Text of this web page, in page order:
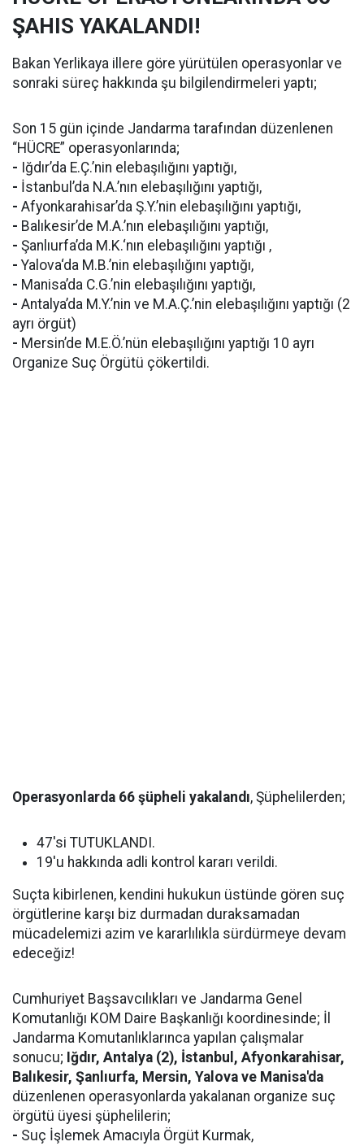
ŞAHIS YAKALANDI!
Bakan Yerlikaya illere göre yürütülen operasyonlar ve
sonraki süreç hakkında şu bilgilendirmeleri yaptı;
Son 15 gün içinde Jandarma tarafından düzenlenen
“HÜCRE” operasyonlarında;
- Iğdır’da E.Ç.’nin elebaşılığını yaptığı,
- İstanbul’da N.A.’nın elebaşılığını yaptığı,
- Afyonkarahisar’da Ş.Y.’nin elebaşılığını yaptığı,
- Balıkesir’de M.A.’nın elebaşılığını yaptığı,
- Şanlıurfa’da M.K.‘nın elebaşılığını yaptığı ,
- Yalova‘da M.B.’nin elebaşılığını yaptığı,
- Manisa’da C.G.’nin elebaşılığını yaptığı,
- Antalya’da M.Y.’nin ve M.A.Ç.’nin elebaşılığını yaptığı (2
ayrı örgüt)
- Mersin’de M.E.Ö.’nün elebaşılığını yaptığı 10 ayrı
Organize Suç Örgütü çökertildi.
Operasyonlarda 66 şüpheli yakalandı, Şüphelilerden;
47'si TUTUKLANDI.
19'u hakkında adli kontrol kararı verildi.
Suçta kibirlenen, kendini hukukun üstünde gören suç
örgütlerine karşı biz durmadan duraksamadan
mücadelemizi azim ve kararlılıkla sürdürmeye devam
edeceğiz!
Cumhuriyet Başsavcılıkları ve Jandarma Genel
Komutanlığı KOM Daire Başkanlığı koordinesinde; İl
Jandarma Komutanlıklarınca yapılan çalışmalar
sonucu; Iğdır, Antalya (2), İstanbul, Afyonkarahisar,
Balıkesir, Şanlıurfa, Mersin, Yalova ve Manisa'da
düzenlenen operasyonlarda yakalanan organize suç
örgütü üyesi şüphelilerin;
- Suç İşlemek Amacıyla Örgüt Kurmak,